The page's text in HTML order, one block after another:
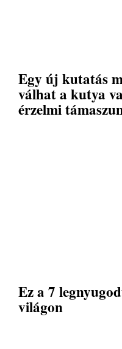
Egy új kutatás
válhat a kutya
érzelmi
Ez a 7
világon